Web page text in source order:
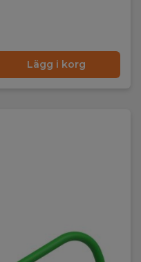
Lägg i korg